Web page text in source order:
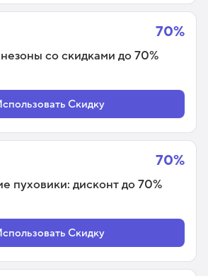
70%
со скидками до 70%
Скидку
70%
пуховики: дисконт до 70%
Скидку